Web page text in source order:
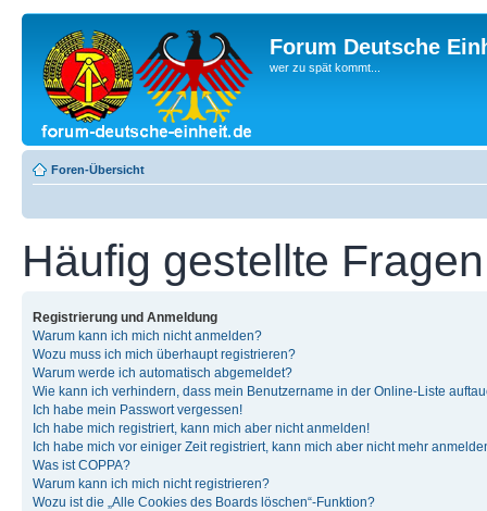
Forum Deutsche
wer zu spät kommt...
Foren-Übersicht
Häufig gestellte Fragen
Registrierung und Anmeldung
Warum kann ich mich nicht anmelden?
Wozu muss ich mich überhaupt registrieren?
Warum werde ich automatisch abgemeldet?
Wie kann ich verhindern, dass mein Benutzername in der Online-Liste
Ich habe mein Passwort vergessen!
Ich habe mich registriert, kann mich aber nicht anmelden!
Ich habe mich vor einiger Zeit registriert, kann mich aber nicht mehr
Was ist COPPA?
Warum kann ich mich nicht registrieren?
Wozu ist die „Alle Cookies des Boards löschen“-Funktion?